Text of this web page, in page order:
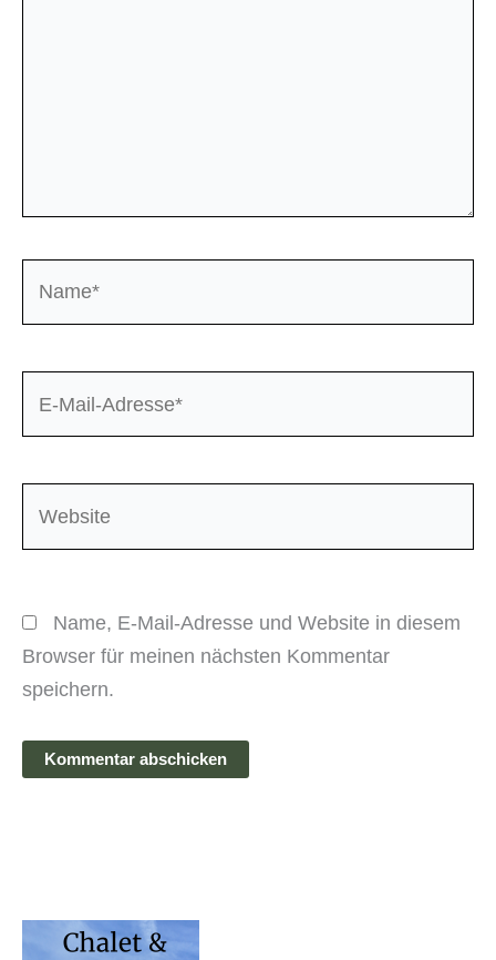
Name, E-Mail-Adresse und Website in diesem
Browser für meinen nächsten Kommentar
speichern.